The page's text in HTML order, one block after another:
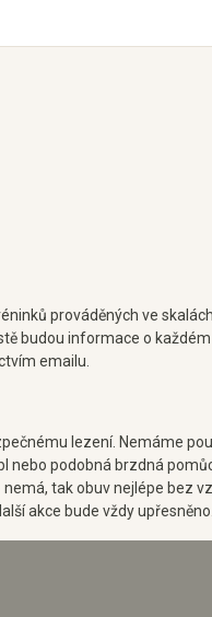
prováděných ve
budou informace o každém
emailu.
lezení. Nemáme
nebo podobná brzdná
tak obuv nejlépe bez
akce bude vždy upřesněno.